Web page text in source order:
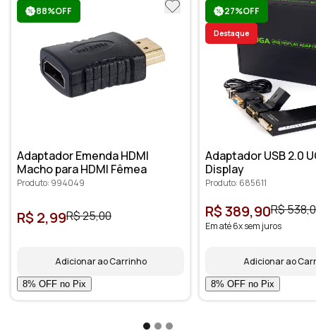
88%OFF
Adaptador Emenda HDMI
Macho para HDMI Fêmea
Produto: 994049
R$ 2,99R$ 25,00
Adicionar ao Carrinho
27%OFF
Destaque
Adaptador USB 2.0
Display
Produto: 685611
R$ 389,90R$
Em até 6x sem juros
Adicionar ao